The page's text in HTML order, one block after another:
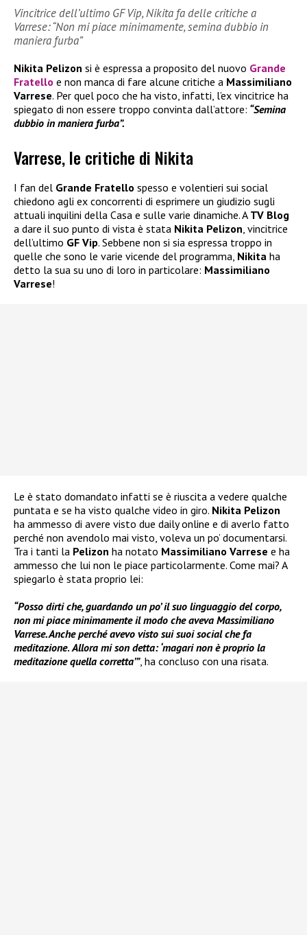
Vincitrice dell’ultimo GF Vip, Nikita fa delle critiche a
Varrese: “Non mi piace minimamente, semina dubbio in
maniera furba”
Nikita Pelizon si è espressa a proposito del nuovo Grande
Fratello e non manca di fare alcune critiche a Massimiliano
Varrese. Per quel poco che ha visto, infatti, l’ex vincitrice ha
spiegato di non essere troppo convinta dall’attore: “Semina
dubbio in maniera furba”.
Varrese, le critiche di Nikita
I fan del Grande Fratello spesso e volentieri sui social
chiedono agli ex concorrenti di esprimere un giudizio sugli
attuali inquilini della Casa e sulle varie dinamiche. A TV Blog
a dare il suo punto di vista è stata Nikita Pelizon , vincitrice
dell’ultimo GF Vip. Sebbene non si sia espressa troppo in
quelle che sono le varie vicende del programma, Nikita ha
detto la sua su uno di loro in particolare: Massimiliano
Varrese!
Le è stato domandato infatti se è riuscita a vedere qualche
puntata e se ha visto qualche video in giro. Nikita Pelizon
ha ammesso di avere visto due daily online e di averlo fatto
perché non avendolo mai visto, voleva un po’ documentarsi.
Tra i tanti la Pelizon ha notato Massimiliano Varrese e ha
ammesso che lui non le piace particolarmente. Come mai? A
spiegarlo è stata proprio lei:
“Posso dirti che, guardando un po’ il suo linguaggio del corpo,
non mi piace minimamente il modo che aveva Massimiliano
Varrese. Anche perché avevo visto sui suoi social che fa
meditazione. Allora mi son detta: ‘magari non è proprio la
meditazione quella corretta’”, ha concluso con una risata.